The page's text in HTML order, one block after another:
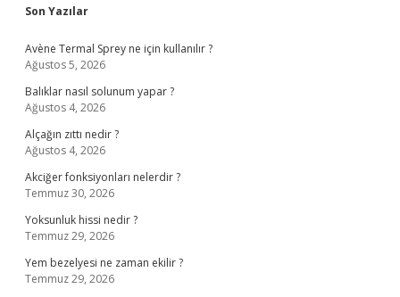
Sidebar
Son Yazılar
Avène Termal Sprey ne için kullanılır ?
Ağustos 5, 2026
Balıklar nasıl solunum yapar ?
Ağustos 4, 2026
Alçağın zıttı nedir ?
Ağustos 4, 2026
Akciğer fonksiyonları nelerdir ?
Temmuz 30, 2026
Yoksunluk hissi nedir ?
Temmuz 29, 2026
Yem bezelyesi ne zaman ekilir ?
Temmuz 29, 2026